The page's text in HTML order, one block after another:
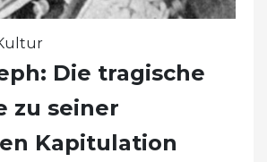
Die tragische
zu seiner
Kapitulation